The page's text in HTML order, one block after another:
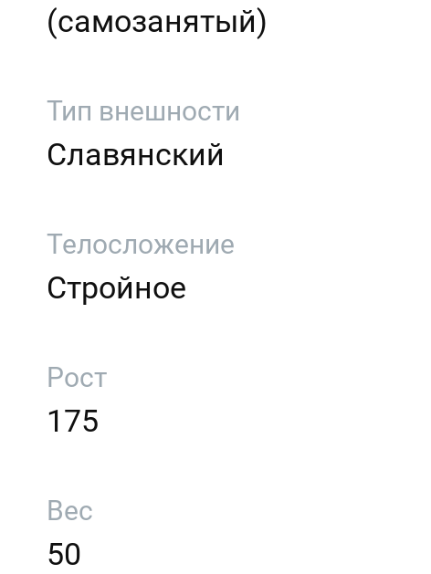
(самозанятый)
Тип внешности
Славянский
Телосложение
Стройное
Рост
175
Вес
50